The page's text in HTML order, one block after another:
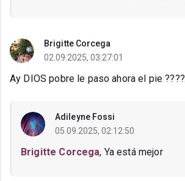
Brigitte Corcega
02.09.2025, 03:27:01
Ay DIOS pobre le paso ahora el pie ????
Adileyne Fossi
05.09.2025, 02:12:50
Brigitte Corcega, Ya está mejor